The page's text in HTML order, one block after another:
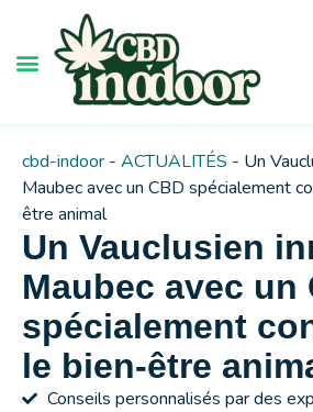
cbd-indoor - ACTUALITÉS - Un
Maubec avec un CBD spécialement
être animal
Un Vauclusien
Maubec avec un
spécialement
le bien-être
Conseils personnalisés par des